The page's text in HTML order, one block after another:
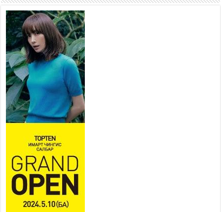
2026 оны 7 сар 21 / 10 цаг 15 минут
НИЙСЛЭЛ, АЙМГИЙН
УДИРДЛАГУУДЫН АЖЛЫГ
ХҮНД СУРТЛЫГ БУУРУУЛЖ,
ИРГЭД, АЖ АХУЙН НЭГЖИЙН
АЧААГ ХЭРХЭН ХӨНГӨЛСНӨӨР ДҮГНЭНЭ
2026 оны 7 сар 21 / 10 цаг 09 минут
Байнгын хорооны дарга М.Мандхай Цөлжилттэй
тэмцэх тухай НҮБ-ын конвенцын талуудын 17
дугаар бага хурал (СОР17)-ын бэлтгэл ажлын
явцтай танилцлаа
2026 оны 7 сар 21 / 10 цаг 03 минут
Б.Пүрэвдагва: Бүтээн байгуулалтын аливаа
ажил инженерийн хангамжийн байгууллагуудын
уялдаа холбоогүйгээс саатах ёсгүй
2026 оны 7 сар 20 / 17 цаг 21 минут
“Сэлбэ 20 минутын хот” төслийн анхны 12
давхар барилгын үндсэн карказ, цутгалтын ажил
дууслаа
2026 оны 7 сар 20 / 17 цаг 17 минут